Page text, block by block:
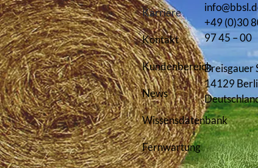
Karriere
Kontakt
Kundenbereich
News
Wissensdatenbank
Fernwartung
+49 (0)30
97 45 – 00
Breisgauer
14129